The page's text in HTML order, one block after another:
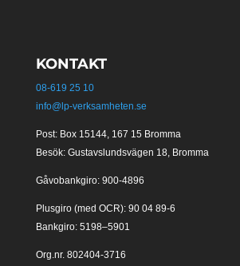
KONTAKT
08-619 25 10
info@lp-verksamheten.se
Post: Box 15144, 167 15 Bromma
Besök: Gustavslundsvägen 18, Bromma
Gåvobankgiro: 900-4896
Plusgiro (med OCR): 90 04 89-6
Bankgiro: 5198–5901
Org.nr. 802404-3716